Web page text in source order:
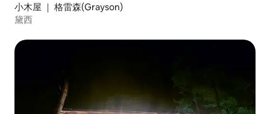
小木屋 ｜ 格雷森(Grayson)
黛西